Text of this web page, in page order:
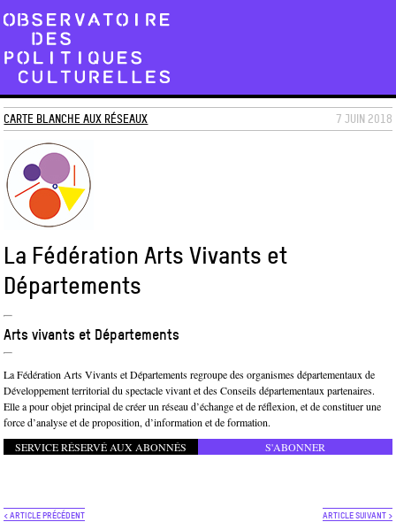
CARTE BLANCHE AUX RÉSEAUX 7 JUIN 2018
La Fédération Arts Vivants et
Départements
Arts vivants et Départements
La Fédération Arts Vivants et Départements regroupe des organismes départementaux de
Développement territorial du spectacle vivant et des Conseils départementaux partenaires.
Elle a pour objet principal de créer un réseau d’échange et de réflexion, et de constituer une
force d’analyse et de proposition, d’information et de formation.
SERVICE RÉSERVÉ AUX ABONNÉS
S'ABONNER
ARTICLE SUIVANT >
< ARTICLE PRÉCÉDENT